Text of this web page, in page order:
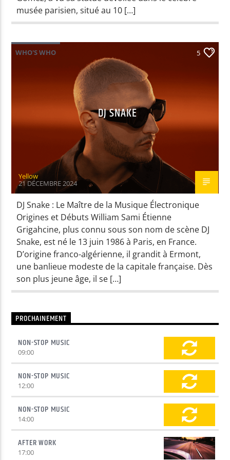
Yellow Radio
Yellow Riviera
Yellow Party
musée parisien, situé au 10 […]
WHO'S WHO 5
DJ SNAKE
Yellow
21 DÉCEMBRE 2024
DJ Snake : Le Maître de la Musique Électronique
Origines et Débuts William Sami Étienne
Grigahcine, plus connu sous son nom de scène DJ
Snake, est né le 13 juin 1986 à Paris, en France.
D’origine franco-algérienne, il grandit à Ermont,
une banlieue modeste de la capitale française. Dès
son plus jeune âge, il se […]
PROCHAINEMENT
NON-STOP MUSIC
09:00
NON-STOP MUSIC
12:00
NON-STOP MUSIC
14:00
AFTER WORK
17:00